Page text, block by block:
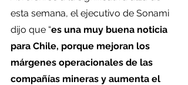
esta semana, el ejecutivo de Sonami
dijo que “es una muy buena noticia
para Chile, porque mejoran los
márgenes operacionales de las
compañías mineras y aumenta el